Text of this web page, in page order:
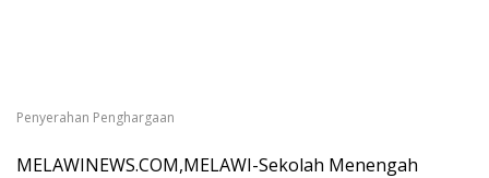
Penyerahan Penghargaan
MELAWINEWS.COM,MELAWI-Sekolah Menengah